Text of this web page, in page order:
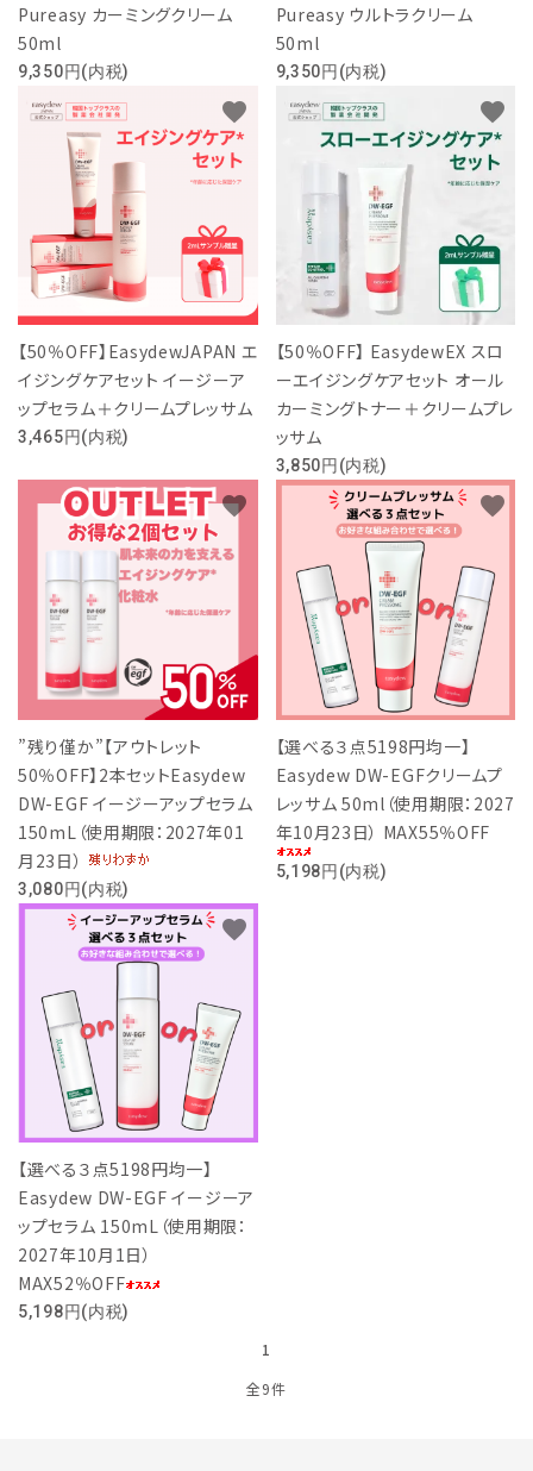
シリーズから探す
カテゴリーから探す
私たちについて
ご利用ガイド
お客様レビュー
お問い合わせ
プライバシーポリシー
特定商取引法について
Pureasy公式
Pureasy カーミングクリーム
50ml
9,350円(内税)
Pureasy ウルトラクリーム
50ml
9,350円(内税)
【50％OFF】EasydewJAPAN エ
イジングケアセット イージーア
ップセラム＋クリームプレッサム
3,465円(内税)
favorite
【50％OFF】 EasydewEX スロ
ーエイジングケアセット オール
カーミングトナー＋クリームプレ
ッサム
3,850円(内税)
favorite
”残り僅か”【アウトレット
50％OFF】2本セットEasydew
DW-EGF イージーアップセラム
150mL（使用期限：2027年01
月23日）
3,080円(内税)
favorite
【選べる３点5198円均一】
Easydew DW-EGFクリームプ
レッサム 50ml（使用期限：2027
年10月23日） MAX55％OFF
5,198円(内税)
favorite
【選べる３点5198円均一】
Easydew DW-EGF イージーア
ップセラム 150mL（使用期限：
2027年10月1日）
MAX52％OFF
5,198円(内税)
favorite
1
全9件